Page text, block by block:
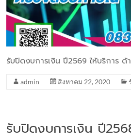
รับปิดงบการเงิน ปี2569 ให้บริการ ด้
admin สิงหาคม 22, 2020
รับปิดงบการเงิน ปี